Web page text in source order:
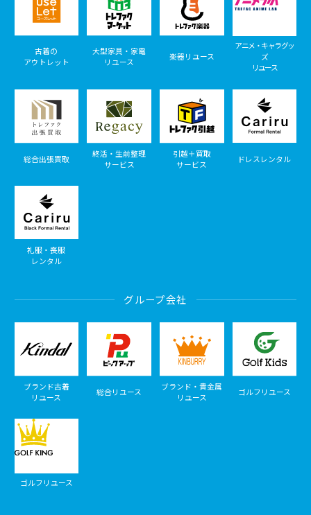
古着の
アウトレット
大型家具・家電
リユース
楽器リユース
アニメ・キャラグッ
ズ
リユース
総合出張買取
終活・生前整理
サービス
引越＋買取
サービス
ドレスレンタル
礼服・喪服
レンタル
グループ会社
ブランド古着
リユース
総合リユース
ブランド・貴金属
リユース
ゴルフリユース
ゴルフリユース